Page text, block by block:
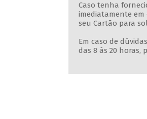
Caso tenha
imediatamente
seu Cartão para
Em caso de
das 8 às 20 horas,